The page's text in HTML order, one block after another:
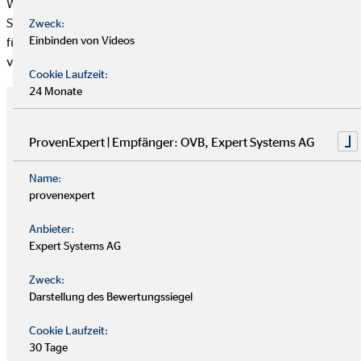
Wünsche ist neben der Kundenberatung (mit den
Schwerpunkten Unternehmensberatung und Medizinbereich),
für den weiteren Ausbau der Unternehmenseinheit
verantwortlich.
www.orthopaedie-schweinfurt.de
Zweck:
Einbinden von Videos
Cookie Laufzeit:
24 Monate
ProvenExpert | Empfänger: OVB, Expert Systems AG
Name:
provenexpert
Anbieter:
Expert Systems AG
Zweck:
Darstellung des Bewertungssiegel
Cookie Laufzeit:
30 Tage